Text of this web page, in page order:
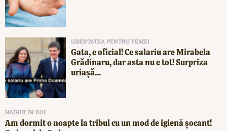
LIBERTATEA PENTRU FEMEI
Gata, e oficial! Ce salariu are Mirabela
Grădinaru, dar asta nu e tot! Surpriza
uriașă...
HAIHUI IN DOI
Am dormit o noapte la tribul cu un mod de igienă șocant!